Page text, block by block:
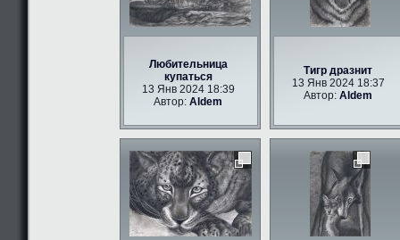
Любительница
купаться
13 Янв 2024 18:39
Автор:Aldem
Тигр дразнит
13 Янв 2024 18:37
Автор:Aldem